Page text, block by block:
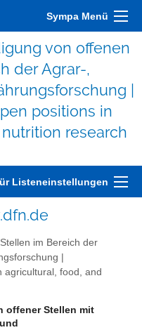
Sympa Menü
von offenen
der Agrar-,
|
positions in
research
Listeneinstellungen
im Bereich der
|
agricultural, food, and
offener Stellen mit